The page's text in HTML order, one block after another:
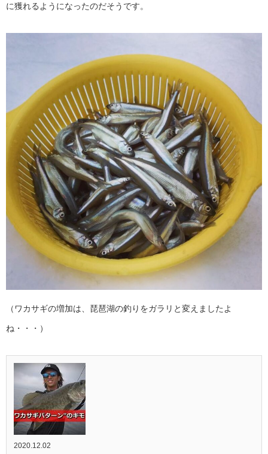
に獲れるようになったのだそうです。
（ワカサギの増加は、琵琶湖の釣りをガラリと変えましたよ
ね・・・）
2020.12.02